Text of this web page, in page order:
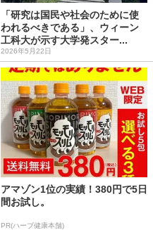
「研究は国民や社会のために使
われるべきである」、ウィーン
工科大が示す大学発スター...
2026年5月22日
アマゾン1位の実績！380円で5日
間お試し。
PR(ハーブ健康本舗)